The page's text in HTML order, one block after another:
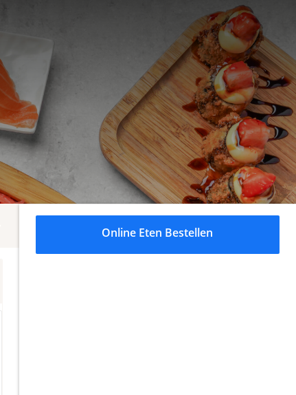
Uramaki rolls 8 stuks Crushi (gefrituurde rol) 5 stuks
Online Eten Bestellen